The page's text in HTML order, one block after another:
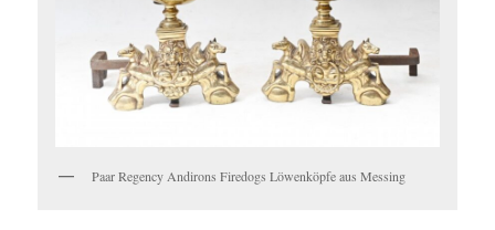
Paar Regency Andirons Firedogs Löwenköpfe aus Messing